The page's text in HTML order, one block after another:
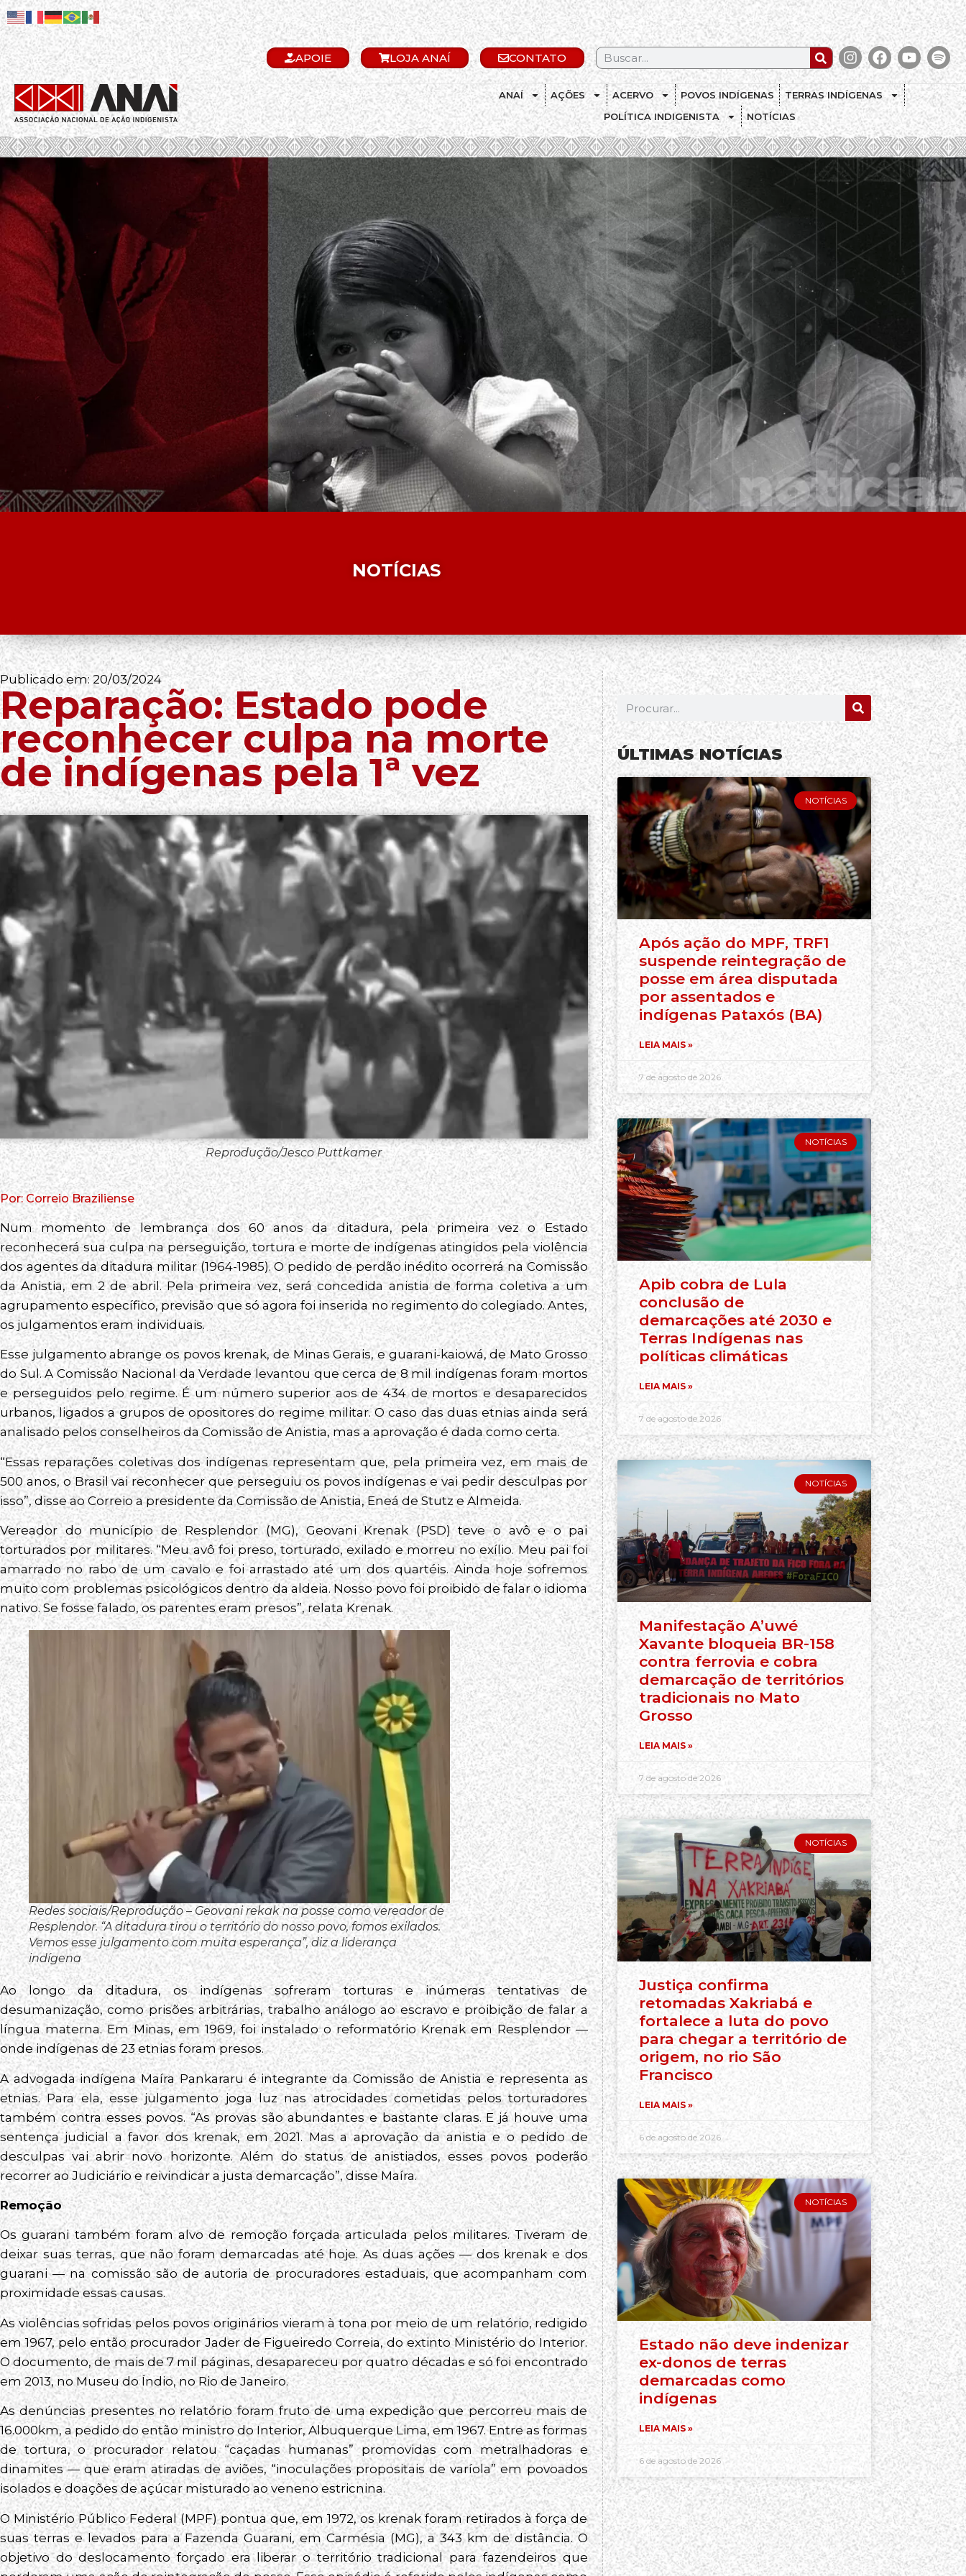
APOIE LOJA ANAÍ CONTATO
ANAÍ AÇÕES ACERVO POVOS INDÍGENAS
TERRAS INDÍGENAS
POLÍTICA INDIGENISTA
NOTÍCIAS
.
NOTÍCIAS
Publicado em: 20/03/2024
Reparação: Estado pode
reconhecer culpa na morte
de indígenas pela 1ª vez
Reprodução/Jesco Puttkamer
Por: Correio Braziliense
Num momento de lembrança dos 60 anos da ditadura, pela primeira vez o Estado
reconhecerá sua culpa na perseguição, tortura e morte de indígenas atingidos pela violência
dos agentes da ditadura militar (1964-1985). O pedido de perdão inédito ocorrerá na Comissão
da Anistia, em 2 de abril. Pela primeira vez, será concedida anistia de forma coletiva a um
agrupamento específico, previsão que só agora foi inserida no regimento do colegiado. Antes,
os julgamentos eram individuais.
Esse julgamento abrange os povos krenak, de Minas Gerais, e guarani-kaiowá, de Mato Grosso
do Sul. A Comissão Nacional da Verdade levantou que cerca de 8 mil indígenas foram mortos
e perseguidos pelo regime. É um número superior aos de 434 de mortos e desaparecidos
urbanos, ligados a grupos de opositores do regime militar. O caso das duas etnias ainda será
analisado pelos conselheiros da Comissão de Anistia, mas a aprovação é dada como certa.
“Essas reparações coletivas dos indígenas representam que, pela primeira vez, em mais de
500 anos, o Brasil vai reconhecer que perseguiu os povos indígenas e vai pedir desculpas por
isso”, disse ao Correio a presidente da Comissão de Anistia, Eneá de Stutz e Almeida.
Vereador do município de Resplendor (MG), Geovani Krenak (PSD) teve o avô e o pai
torturados por militares. “Meu avô foi preso, torturado, exilado e morreu no exílio. Meu pai foi
amarrado no rabo de um cavalo e foi arrastado até um dos quartéis. Ainda hoje sofremos
muito com problemas psicológicos dentro da aldeia. Nosso povo foi proibido de falar o idioma
nativo. Se fosse falado, os parentes eram presos”, relata Krenak.
Redes sociais/Reprodução – Geovani rekak na posse como vereador de
Resplendor. “A ditadura tirou o território do nosso povo, fomos exilados.
Vemos esse julgamento com muita esperança”, diz a liderança
indígena
Ao longo da ditadura, os indígenas sofreram torturas e inúmeras tentativas de
desumanização, como prisões arbitrárias, trabalho análogo ao escravo e proibição de falar a
língua materna. Em Minas, em 1969, foi instalado o reformatório Krenak em Resplendor —
onde indígenas de 23 etnias foram presos.
A advogada indígena Maíra Pankararu é integrante da Comissão de Anistia e representa as
etnias. Para ela, esse julgamento joga luz nas atrocidades cometidas pelos torturadores
também contra esses povos. “As provas são abundantes e bastante claras. E já houve uma
sentença judicial a favor dos krenak, em 2021. Mas a aprovação da anistia e o pedido de
desculpas vai abrir novo horizonte. Além do status de anistiados, esses povos poderão
recorrer ao Judiciário e reivindicar a justa demarcação”, disse Maíra.
Remoção
Os guarani também foram alvo de remoção forçada articulada pelos militares. Tiveram de
deixar suas terras, que não foram demarcadas até hoje. As duas ações — dos krenak e dos
guarani — na comissão são de autoria de procuradores estaduais, que acompanham com
proximidade essas causas.
As violências sofridas pelos povos originários vieram à tona por meio de um relatório, redigido
em 1967, pelo então procurador Jader de Figueiredo Correia, do extinto Ministério do Interior.
O documento, de mais de 7 mil páginas, desapareceu por quatro décadas e só foi encontrado
em 2013, no Museu do Índio, no Rio de Janeiro.
As denúncias presentes no relatório foram fruto de uma expedição que percorreu mais de
16.000km, a pedido do então ministro do Interior, Albuquerque Lima, em 1967. Entre as formas
de tortura, o procurador relatou “caçadas humanas” promovidas com metralhadoras e
dinamites — que eram atiradas de aviões, “inoculações propositais de varíola” em povoados
isolados e doações de açúcar misturado ao veneno estricnina.
O Ministério Público Federal (MPF) pontua que, em 1972, os krenak foram retirados à força de
suas terras e levados para a Fazenda Guarani, em Carmésia (MG), a 343 km de distância. O
objetivo do deslocamento forçado era liberar o território tradicional para fazendeiros que
ÚLTIMAS NOTÍCIAS
NOTÍCIAS
Após ação do MPF, TRF1
suspende reintegração de
posse em área disputada
por assentados e
indígenas Pataxós (BA)
LEIA MAIS »
7 de agosto de 2026
NOTÍCIAS
Apib cobra de Lula
conclusão de
demarcações até 2030 e
Terras Indígenas nas
políticas climáticas
LEIA MAIS »
7 de agosto de 2026
NOTÍCIAS
Manifestação A’uwé
Xavante bloqueia BR-158
contra ferrovia e cobra
demarcação de territórios
tradicionais no Mato
Grosso
LEIA MAIS »
7 de agosto de 2026
NOTÍCIAS
Justiça confirma
retomadas Xakriabá e
fortalece a luta do povo
para chegar a território de
origem, no rio São
Francisco
LEIA MAIS »
6 de agosto de 2026
NOTÍCIAS
Estado não deve indenizar
ex-donos de terras
demarcadas como
indígenas
LEIA MAIS »
6 de agosto de 2026